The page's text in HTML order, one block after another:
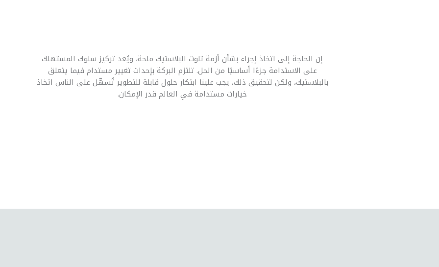
إن الحاجة إلى اتخاذ إجراء بشأن أزمة تلوث البلاستيك ملحة، ويُعد تركيز سلوك المستهلك
على الاستدامة جزءًا أساسيًا من الحل. تلتزم البركة بإحداث تغيير مستدام فيما يتعلق
بالبلاستيك، ولكن لتحقيق ذلك، يجب علينا ابتكار حلول قابلة للتطوير تُسهّل على الناس اتخاذ
خيارات مستدامة في العالم قدر الإمكان.